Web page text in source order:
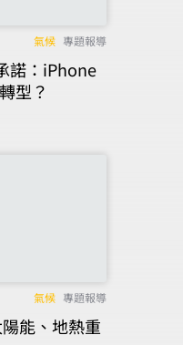
氣候 專題報導
諾：iPhone
型？
氣候 專題報導
能、地熱重